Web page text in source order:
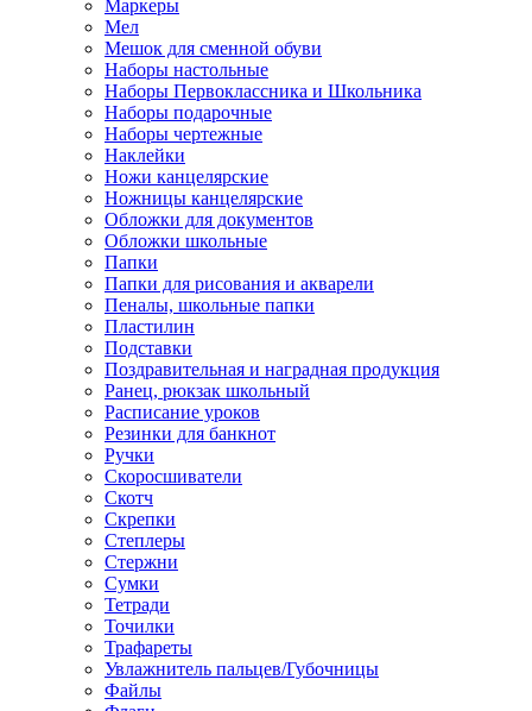
Маркеры
Мел
Мешок для сменной обуви
Наборы настольные
Наборы Первоклассника и Школьника
Наборы подарочные
Наборы чертежные
Наклейки
Ножи канцелярские
Ножницы канцелярские
Обложки для документов
Обложки школьные
Папки
Папки для рисования и акварели
Пеналы, школьные папки
Пластилин
Подставки
Поздравительная и наградная продукция
Ранец, рюкзак школьный
Расписание уроков
Резинки для банкнот
Ручки
Скоросшиватели
Скотч
Скрепки
Степлеры
Стержни
Сумки
Тетради
Точилки
Трафареты
Увлажнитель пальцев/Губочницы
Файлы